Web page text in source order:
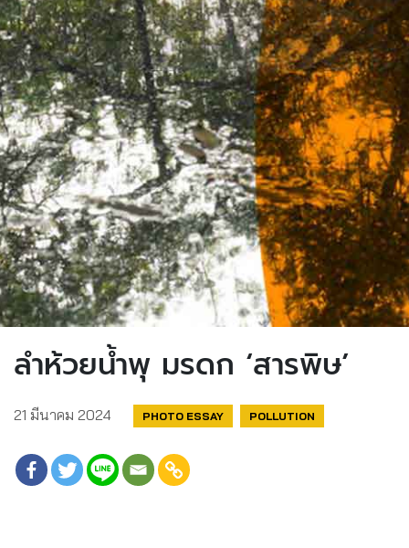
ลำห้วยน้ำพุ มรดก ‘สารพิษ’
21 มีนาคม 2024 PHOTO ESSAY POLLUTION